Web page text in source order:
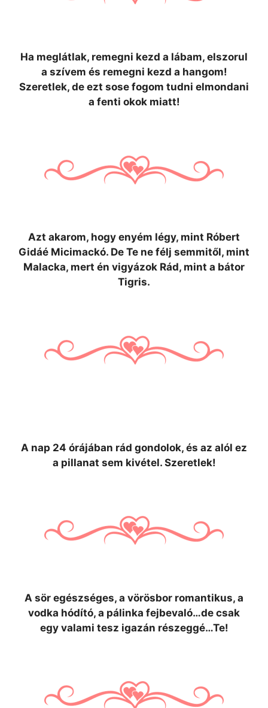
Ha meglátlak, remegni kezd a lábam, elszorul
a szívem és remegni kezd a hangom!
Szeretlek, de ezt sose fogom tudni elmondani
a fenti okok miatt!
Azt akarom, hogy enyém légy, mint Róbert
Gidáé Micimackó. De Te ne félj semmitől, mint
Malacka, mert én vigyázok Rád, mint a bátor
Tigris.
A nap 24 órájában rád gondolok, és az alól ez
a pillanat sem kivétel. Szeretlek!
A sör egészséges, a vörösbor romantikus, a
vodka hódító, a pálinka fejbevaló…de csak
egy valami tesz igazán részeggé…Te!